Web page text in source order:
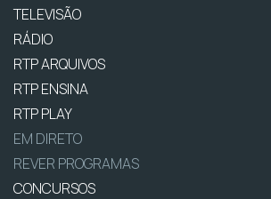
TELEVISÃO
RÁDIO
RTP ARQUIVOS
RTP ENSINA
RTP PLAY
EM DIRETO
REVER PROGRAMAS
CONCURSOS